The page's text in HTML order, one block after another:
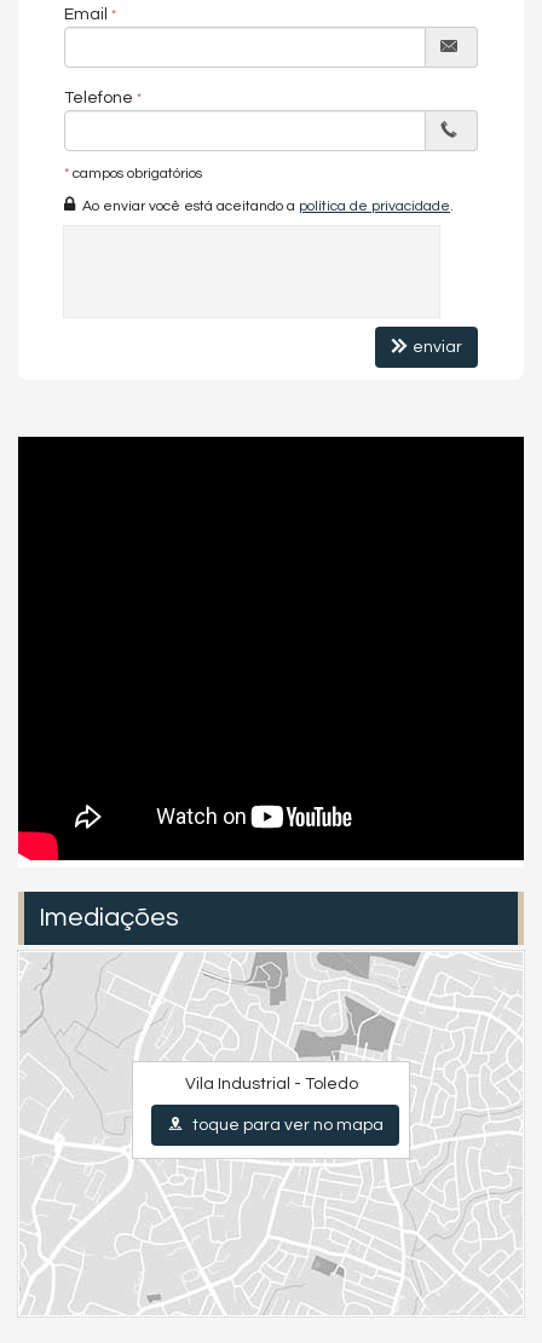
Email
Telefone
* campos obrigatórios
Ao enviar você está aceitando a política de privacidade
enviar
Imediações
Vila Industrial - Toledo
toque para ver no mapa